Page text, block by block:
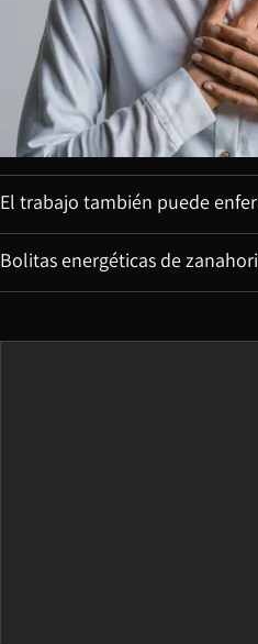
El trabajo también puede
Bolitas energéticas de